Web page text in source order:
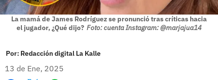
La mamá de James Rodríguez se pronunció tras críticas hacia
el jugador, ¿Qué dijo? Foto: cuenta Instagram: @marjajua14
Por: Redacción digital La Kalle
13 de Ene, 2025